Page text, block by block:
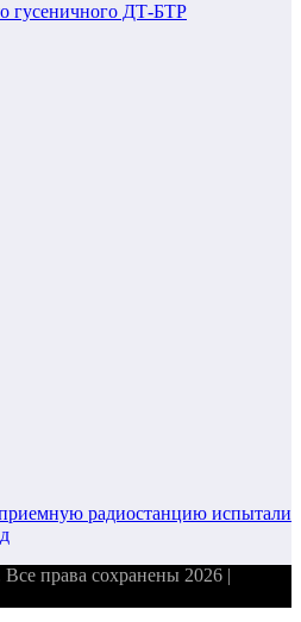
гусеничного ДТ-БТР
радиостанцию испытали
права сохранены 2026 |